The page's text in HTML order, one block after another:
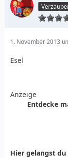
1. November 2013
Esel
Anzeige
Entdecke
Hier gelangst